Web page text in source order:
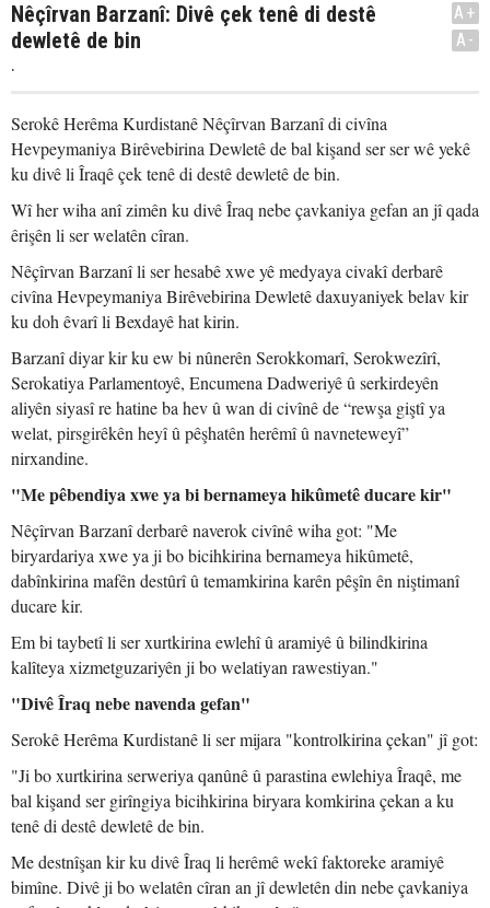
Nêçîrvan Barzanî: Divê çek tenê di destê
dewletê de bin
.
A+
A-
Serokê Herêma Kurdistanê Nêçîrvan Barzanî di civîna
Hevpeymaniya Birêvebirina Dewletê de bal kişand ser ser wê yekê
ku divê li Îraqê çek tenê di destê dewletê de bin.
Wî her wiha anî zimên ku divê Îraq nebe çavkaniya gefan an jî qada
êrişên li ser welatên cîran.
Nêçîrvan Barzanî li ser hesabê xwe yê medyaya civakî derbarê
civîna Hevpeymaniya Birêvebirina Dewletê daxuyaniyek belav kir
ku doh êvarî li Bexdayê hat kirin.
Barzanî diyar kir ku ew bi nûnerên Serokkomarî, Serokwezîrî,
Serokatiya Parlamentoyê, Encumena Dadweriyê û serkirdeyên
aliyên siyasî re hatine ba hev û wan di civînê de “rewşa giştî ya
welat, pirsgirêkên heyî û pêşhatên herêmî û navneteweyî”
nirxandine.
"Me pêbendiya xwe ya bi bernameya hikûmetê ducare kir"
Nêçîrvan Barzanî derbarê naverok civînê wiha got: "Me
biryardariya xwe ya ji bo bicihkirina bernameya hikûmetê,
dabînkirina mafên destûrî û temamkirina karên pêşîn ên niştimanî
ducare kir.
Em bi taybetî li ser xurtkirina ewlehî û aramiyê û bilindkirina
kalîteya xizmetguzariyên ji bo welatiyan rawestiyan."
"Divê Îraq nebe navenda gefan"
Serokê Herêma Kurdistanê li ser mijara "kontrolkirina çekan" jî got:
"Ji bo xurtkirina serweriya qanûnê û parastina ewlehiya Îraqê, me
bal kişand ser girîngiya bicihkirina biryara komkirina çekan a ku
tenê di destê dewletê de bin.
Me destnîşan kir ku divê Îraq li herêmê wekî faktoreke aramiyê
bimîne. Divê ji bo welatên cîran an jî dewletên din nebe çavkaniya